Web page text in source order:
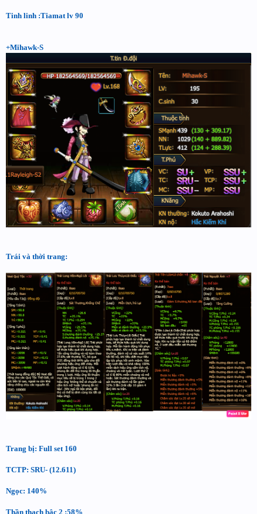
Tinh linh :Tiamat lv 90
+Mihawk-S
Trái và thời trang:
Trang bị: Full set 160
TCTP: SRU- (12.611)
Ngọc: 140%
Thần thạch bậc 2 :58%